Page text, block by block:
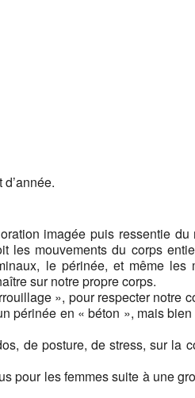
imagée puis ressentie du
les mouvements du corps
le périnée, et même les
sur notre propre corps.
», pour respecter notre
périnée en « béton », mais
de posture, de stress, sur la
pour les femmes suite à une